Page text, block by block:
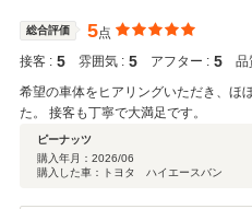
総合評価 5点
接客 : 5 雰囲気 : 5 アフター : 5 品
希望の車体をヒアリングいただき、ほ
た。 接客も丁寧で大満足です。
ピーナッツ
購入年月： 2026/06
購入した車：トヨタ ハイエースバン